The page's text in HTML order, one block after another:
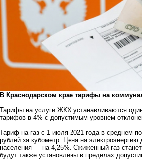
В Краснодарском крае тарифы на
Тарифы на услуги ЖКХ устанавливаются
тарифов в 4% с допустимым уровнем
Тариф на газ с 1 июля 2021 года в среднем
рублей за кубометр. Цена на
населения — на 4,25%. Сжиженный газ
будут также установлены в пределах